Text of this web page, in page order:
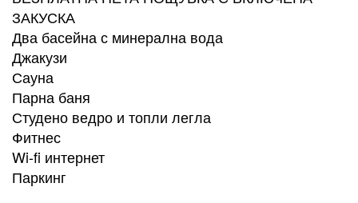
ЗАКУСКА
Два басейна с минерална вода
Джакузи
Сауна
Парна баня
Студено ведро и топли легла
Фитнес
Wi-fi интернет
Паркинг